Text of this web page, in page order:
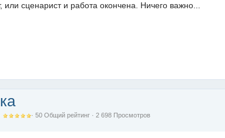
сценарист и работа окончена. Ничего важно...
·50 Общий рейтинг · 2 698 Просмотров